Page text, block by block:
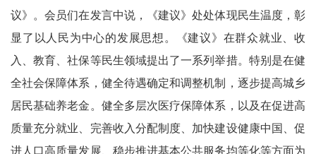
南
文
学
医
议》。会员们在发言中说，《建议》处处体现民生温度，彰
显了以人民为中心的发展思想。《建议》在群众就业、收
入、教育、社保等民生领域提出了一系列举措。特别是在健
全社会保障体系，健全待遇确定和调整机制，逐步提高城乡
居民基础养老金。健全多层次医疗保障体系，以及在促进高
质量充分就业、完善收入分配制度、加快建设健康中国、促
进人口高质量发展、稳步推进基本公共服务均等化等方面为